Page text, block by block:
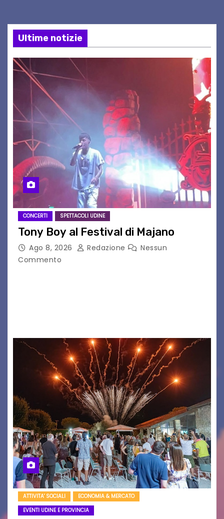
Ultime notizie
CONCERTI SPETTACOLI UDINE
Tony Boy al Festival di Majano
Ago 8, 2026 Redazione
Nessun
Commento
ATTIVITA' SOCIALI
ECONOMIA & MERCATO
EVENTI UDINE E PROVINCIA